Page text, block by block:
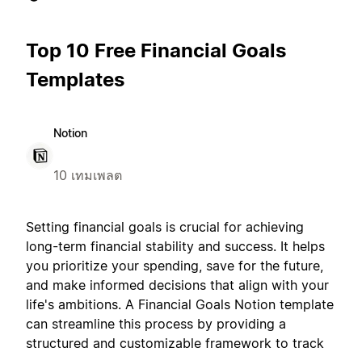
Top 10 Free Financial Goals
Templates
Notion
10 เทมเพลต
Setting financial goals is crucial for achieving
long-term financial stability and success. It helps
you prioritize your spending, save for the future,
and make informed decisions that align with your
life's ambitions. A Financial Goals Notion template
can streamline this process by providing a
structured and customizable framework to track